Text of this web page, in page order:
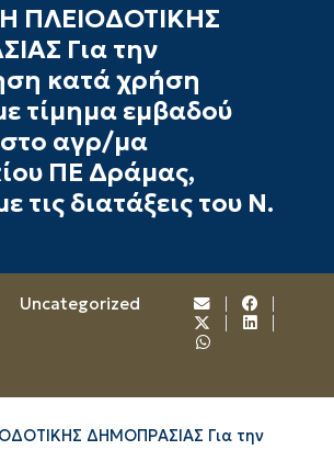
ΠΛΕΙΟΔΟΤΙΚΗΣ
Για την
κατά χρήση
τίμημα εμβαδού
αγρ/μα
ΠΕ Δράμας,
τις διατάξεις του Ν.
Uncategorized
ΔΗΜΟΠΡΑΣΙΑΣ Για την